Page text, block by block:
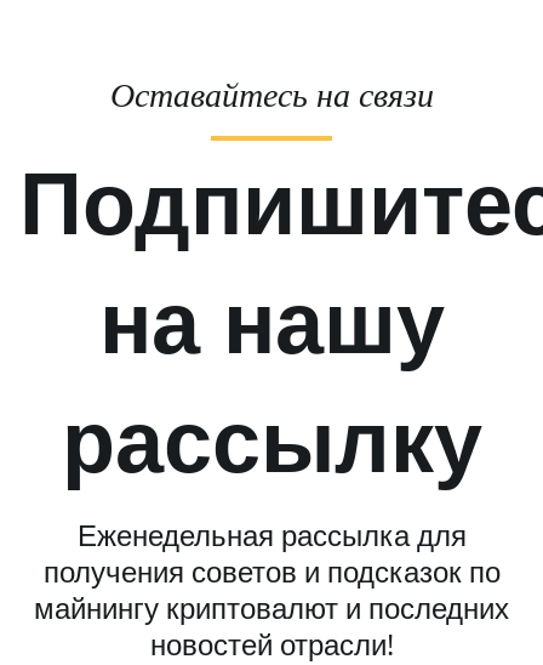
Оставайтесь на связи
на нашу
рассылку
Еженедельная рассылка для
получения советов и подсказок по
майнингу криптовалют и последних
новостей отрасли!